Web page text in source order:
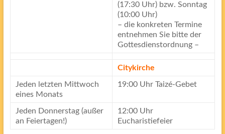
(17:30 Uhr) bzw. Sonntag
(10:00 Uhr)
– die konkreten Termine
entnehmen Sie bitte der
Gottesdienstordnung –
Citykirche
Jeden letzten Mittwoch
eines Monats
19:00 Uhr Taizé-Gebet
Jeden Donnerstag (außer
an Feiertagen!)
12:00 Uhr
Eucharistiefeier